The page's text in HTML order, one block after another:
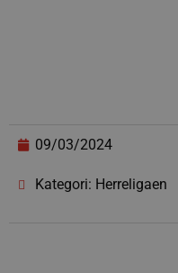
09/03/2024
Kategori: Herreligaen